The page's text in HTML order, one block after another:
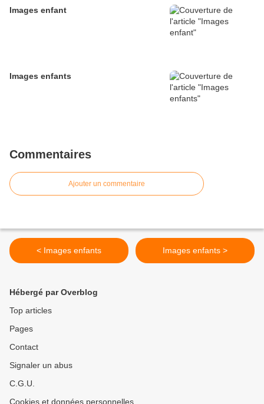
Images enfant
Images enfants
Commentaires
Ajouter un commentaire
< Images enfants Images enfants >
Hébergé par Overblog
Top articles
Pages
Contact
Signaler un abus
C.G.U.
Cookies et données personnelles